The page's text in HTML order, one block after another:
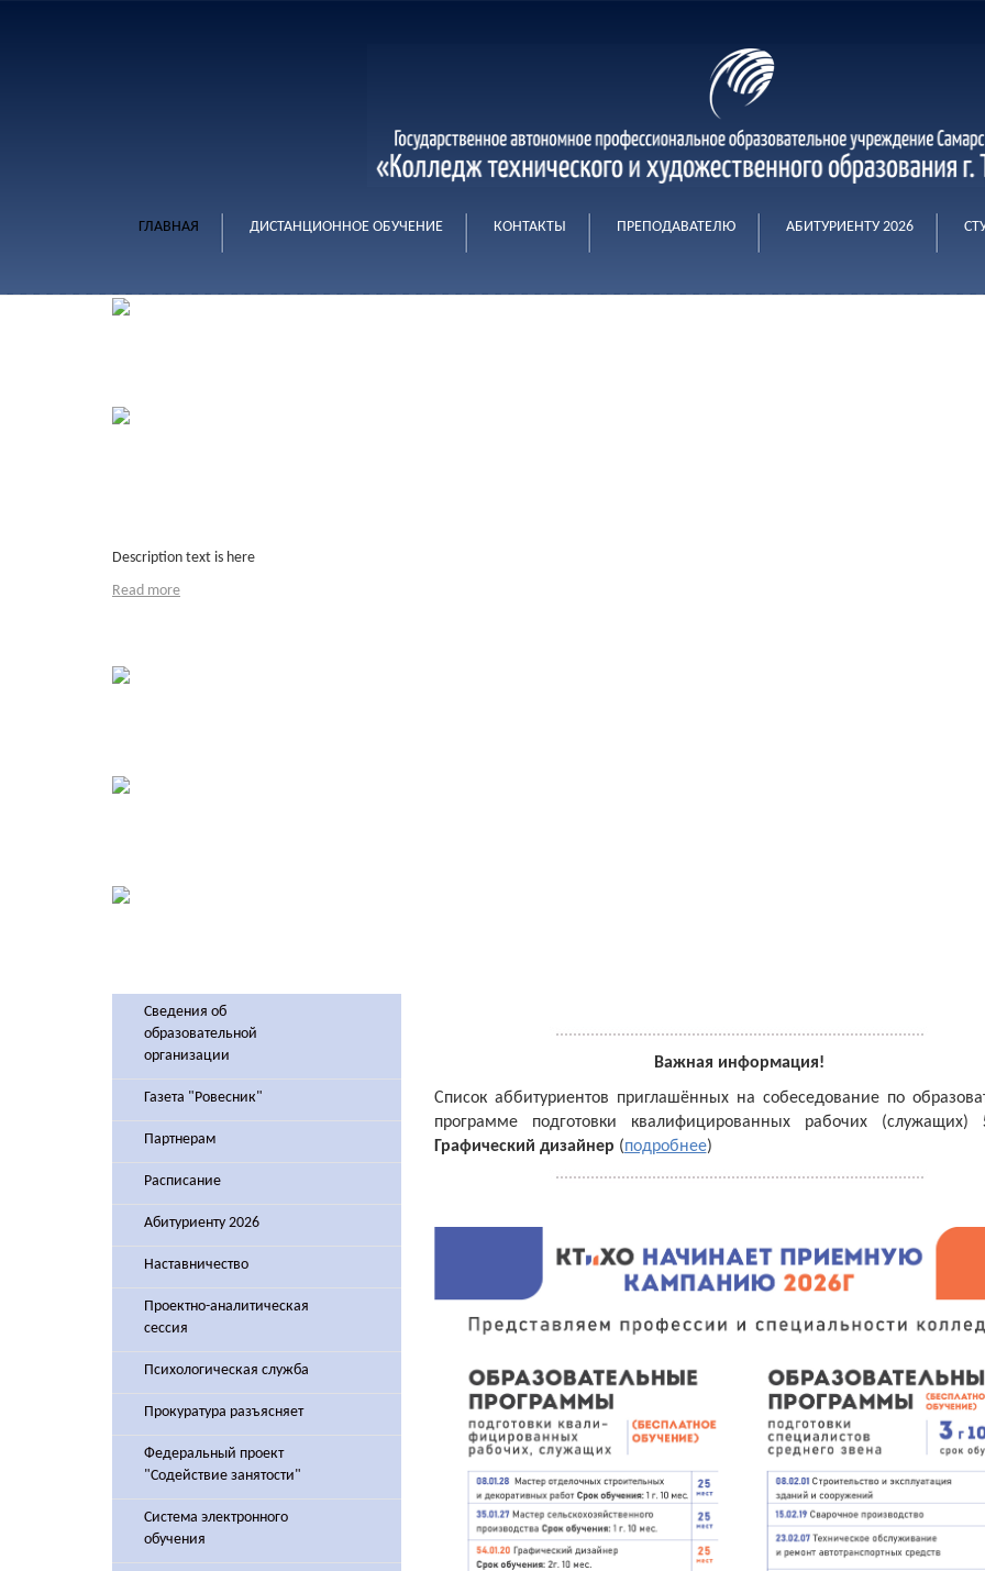
ГЛАВНАЯ ДИСТАНЦИОННОЕ ОБУЧЕНИЕ КОНТАКТЫ ПРЕПОДАВАТЕЛЮ АБИТУРИЕНТУ 2026
Description text is here
Read more
Сведения об
образовательной
организации
Газета "Ровесник"
Партнерам
Расписание
Абитуриенту 2026
Наставничество
Проектно-аналитическая
сессия
Психологическая служба
Прокуратура разъясняет
Федеральный проект
"Содействие занятости"
Система электронного
обучения
Важная информация!
Список аббитуриентов приглашённых на собеседование по
программе подготовки квалифицированных рабочих (служащих)
Графический дизайнер (подробнее)